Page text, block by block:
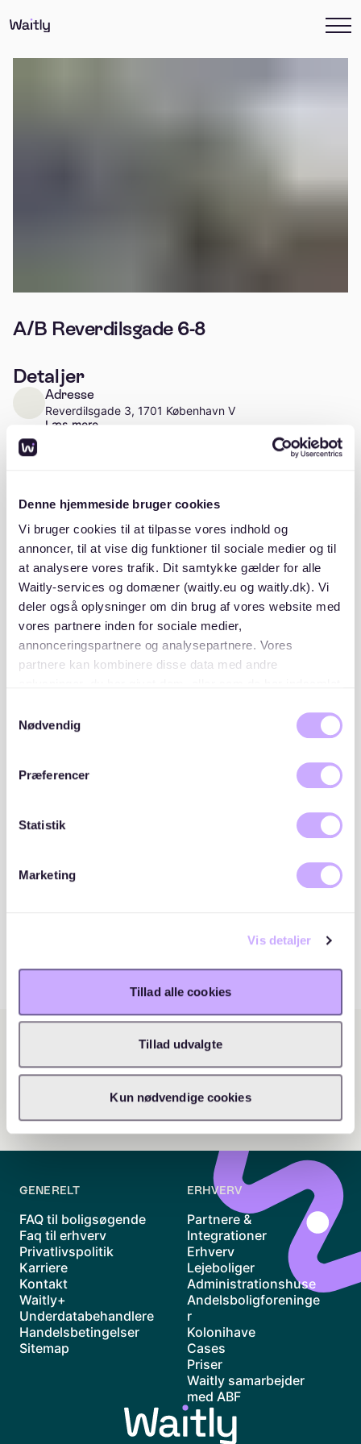
Denne hjemmeside bruger cookies
Vi bruger cookies til at tilpasse vores indhold og
annoncer, til at vise dig funktioner til sociale medier og til
at analysere vores trafik. Dit samtykke gælder for alle
Waitly-services og domæner (waitly.eu og waitly.dk). Vi
deler også oplysninger om din brug af vores website med
vores partnere inden for sociale medier,
annonceringspartnere og analysepartnere. Vores
partnere kan kombinere disse data med andre
cookies, hvis du fortsætter med at anvende vores
Nødvendig
Præferencer
Statistik
Marketing
Vis detaljer
Tillad alle cookies
Tillad udvalgte
Kun nødvendige cookies
A/B Reverdilsgade 6-8
Detaljer
Adresse
Reverdilsgade 3, 1701 København V
Læs mere
Beskrivelse
GENERELT
FAQ til boligsøgende
Faq til erhverv
Privatlivspolitik
Karriere
Kontakt
Waitly+
Underdatabehandlere
Handelsbetingelser
Sitemap
ERHVERV
Partnere &
Integrationer
Erhverv
Lejeboliger
Administrationshuse
Andelsboligforeninge
r
Kolonihave
Cases
Priser
Waitly samarbejder
med ABF